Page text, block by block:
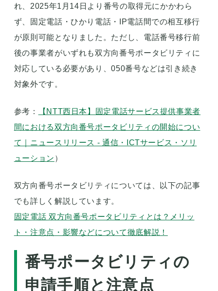
れ、2025年1月14日より番号の取得元にかかわら
ず、固定電話・ひかり電話・IP電話間での相互移行
が原則可能となりました。ただし、電話番号移行前
後の事業者がいずれも双方向番号ポータビリティに
対応している必要があり、050番号などは引き続き
対象外です。
参考：
【NTT西日本】固定電話サービス提供事業者
間における双方向番号ポータビリティの開始につい
て｜ニュースリリース - 通信・ICTサービス・ソリ
ューション ）
双方向番号ポータビリティについては、以下の記事
でも詳しく解説しています。
固定電話 双方向番号ポータビリティとは？メリッ
ト・注意点・影響などについて徹底解説！
番号ポータビリティの
申請手順と注意点